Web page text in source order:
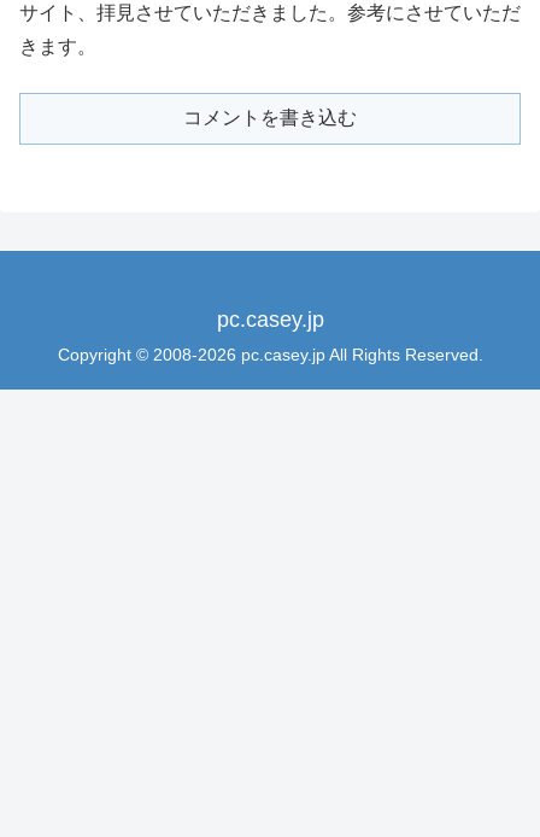
サイト、拝見させていただきました。参考にさせていただ
きます。
コメントを書き込む
pc.casey.jp
Copyright © 2008-2026 pc.casey.jp All Rights Reserved.